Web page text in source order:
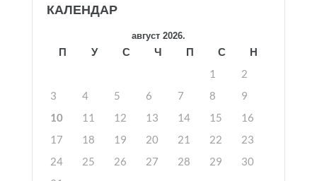
КАЛЕНДАР
август 2026.
П У С Ч П С
Н
1
2
3
4 5 6 7 8
9
10
11 12 13 14 15
16
17
18 19 20 21 22
23
24
25 26 27 28 29
30